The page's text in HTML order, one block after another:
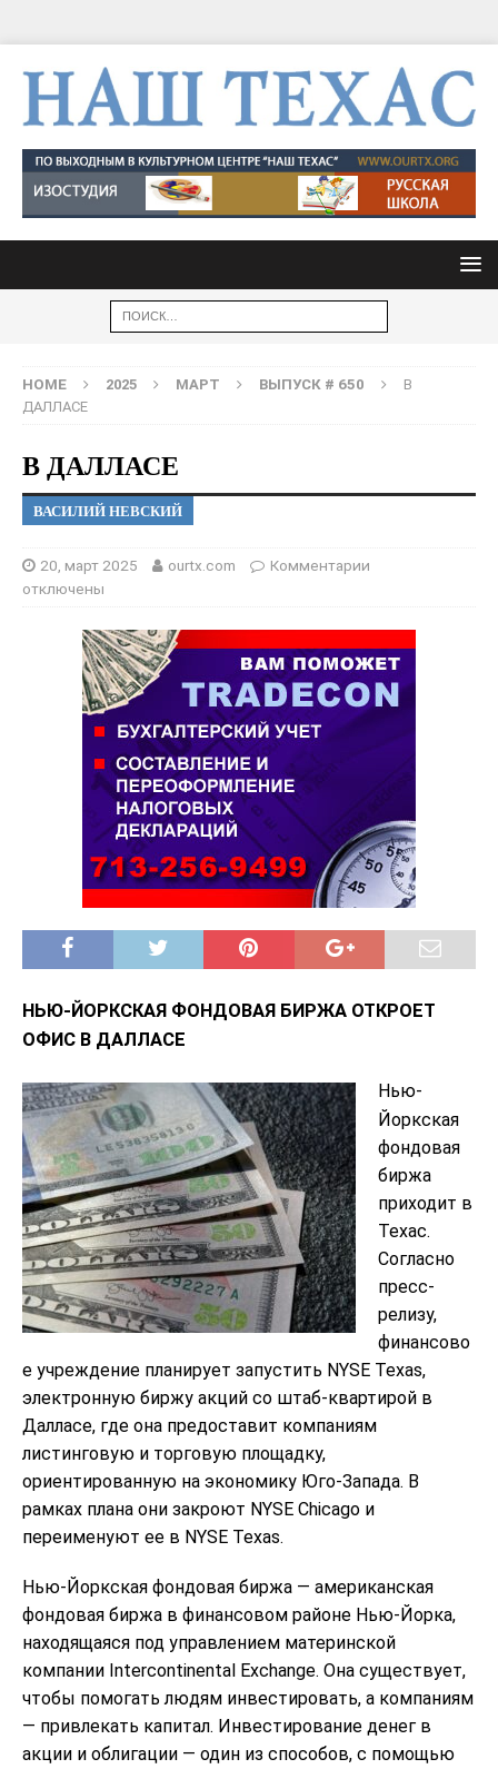
HOME 2025 МАРТ ВЫПУСК # 650
В
ДАЛЛАСЕ
В ДАЛЛАСЕ
ВАСИЛИЙ НЕВСКИЙ
20, март 2025 ourtx.com
Комментарии
отключены
НЬЮ-ЙОРКСКАЯ ФОНДОВАЯ БИРЖА ОТКРОЕТ
ОФИС В ДАЛЛАСЕ
Нью-
Йоркская
фондовая
биржа
приходит в
Техас.
Согласно
пресс-
релизу,
финансово
е учреждение планирует запустить NYSE Texas,
электронную биржу акций со штаб-квартирой в
Далласе, где она предоставит компаниям
листинговую и торговую площадку,
ориентированную на экономику Юго-Запада. В
рамках плана они закроют NYSE Chicago и
переименуют ее в NYSE Texas.
Нью-Йоркская фондовая биржа — американская
фондовая биржа в финансовом районе Нью-Йорка,
находящаяся под управлением материнской
компании Intercontinental Exchange. Она существует,
чтобы помогать людям инвестировать, а компаниям
— привлекать капитал. Инвестирование денег в
акции и облигации — один из способов, с помощью